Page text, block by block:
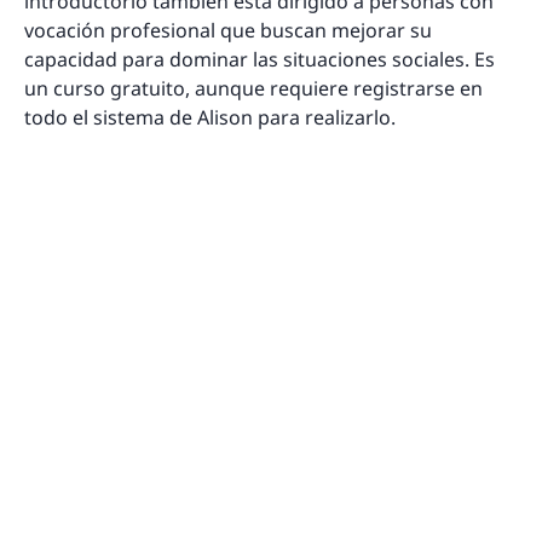
vocación profesional que buscan mejorar su
capacidad para dominar las situaciones sociales. Es
un curso gratuito, aunque requiere registrarse en
todo el sistema de Alison para realizarlo.